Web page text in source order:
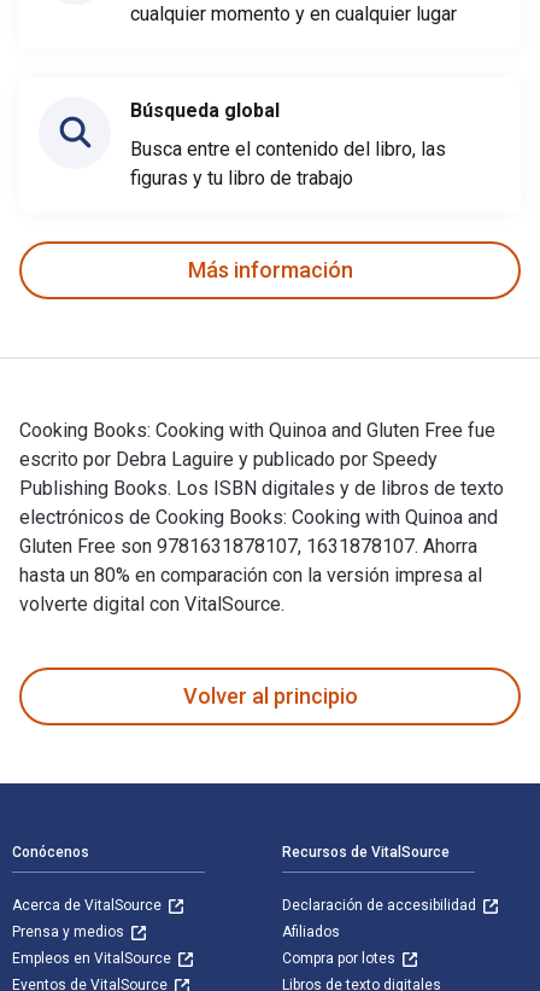
cualquier momento y en cualquier lugar
Búsqueda global
Busca entre el contenido del libro, las
figuras y tu libro de trabajo
Más información
Cooking Books: Cooking with Quinoa and Gluten Free fue
escrito por Debra Laguire y publicado por Speedy
Publishing Books. Los ISBN digitales y de libros de texto
electrónicos de Cooking Books: Cooking with Quinoa and
Gluten Free son 9781631878107, 1631878107. Ahorra
hasta un 80% en comparación con la versión impresa al
volverte digital con VitalSource.
Volver al principio
Conócenos
Acerca de VitalSource
Prensa y medios
Empleos en VitalSource
Eventos de VitalSource
Recursos de VitalSource
Declaración de accesibilidad
Afiliados
Compra por lotes
Libros de texto digitales